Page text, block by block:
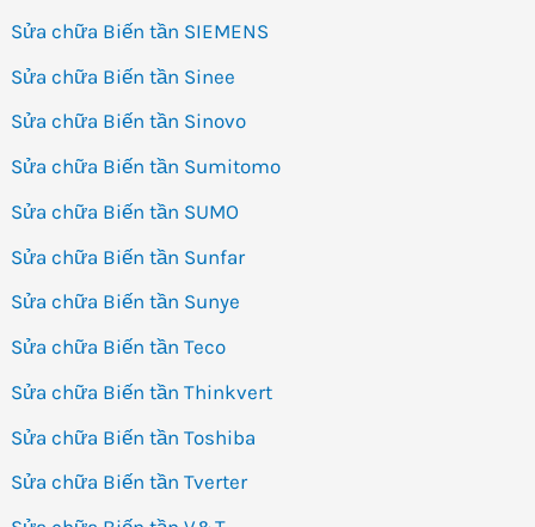
Sửa chữa Biến tần SIEMENS
Sửa chữa Biến tần Sinee
Sửa chữa Biến tần Sinovo
Sửa chữa Biến tần Sumitomo
Sửa chữa Biến tần SUMO
Sửa chữa Biến tần Sunfar
Sửa chữa Biến tần Sunye
Sửa chữa Biến tần Teco
Sửa chữa Biến tần Thinkvert
Sửa chữa Biến tần Toshiba
Sửa chữa Biến tần Tverter